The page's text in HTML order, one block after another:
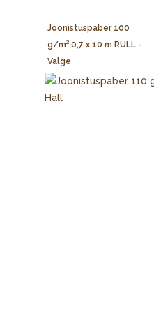
Joonistuspaber 100
g/m² 0,7 x 10 m RULL -
Valge